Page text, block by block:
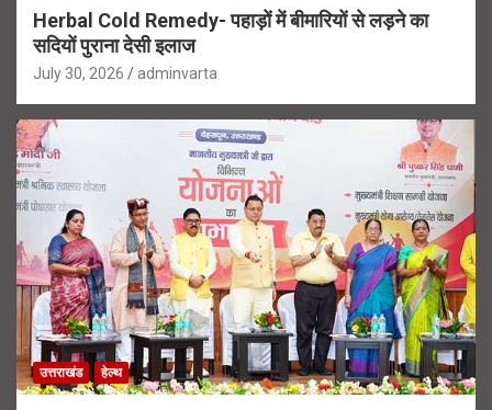
Herbal Cold Remedy- पहाड़ों में बीमारियों से लड़ने का
सदियों पुराना देसी इलाज
July 30, 2026 adminvarta
उत्तराखंड हेल्थ